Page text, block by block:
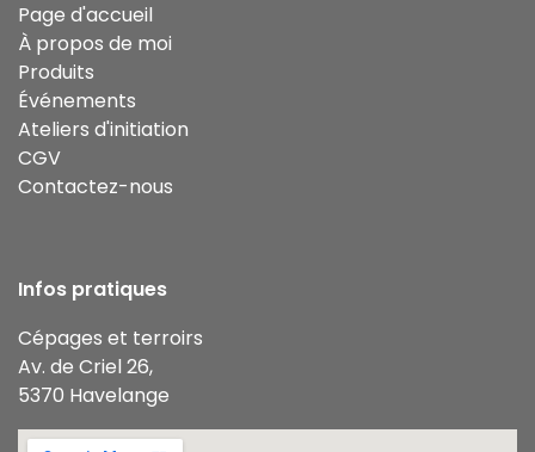
Page d'accueil
À propos de moi
Produits
Événements
Ateliers d'initiation
CGV
Contactez-nous
Infos pratiques
Cépages et terroirs
Av. de Criel 26,
5370 Havelange